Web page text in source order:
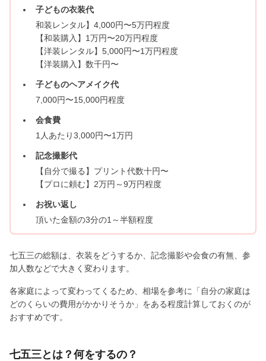
子どもの衣装代
和装レンタル】4,000円〜5万円程度
【和装購入】1万円〜20万円程度
【洋装レンタル】5,000円〜1万円程度
【洋装購入】数千円〜
子どものヘアメイク代
7,000円〜15,000円程度
会食費
1人あたり3,000円〜1万円
記念撮影代
【自分で撮る】プリント代数十円〜
【プロに頼む】2万円～9万円程度
お祝い返し
頂いた金額の3分の1～半額程度
七五三の総額は、衣装をどうするか、記念撮影や会食の有無、参
加人数などで大きく変わります。
各家庭によって変わってくるため、相場を参考に「自分の家庭は
どのくらいの費用がかかりそうか」をある程度計算しておくのが
おすすめです。
七五三とは？何をするの？